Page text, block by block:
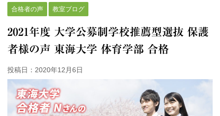
合格者の声 教室ブログ
2021年度 大学公募制学校推薦型選抜 保護
者様の声 東海大学 体育学部 合格
投稿日：2020年12月6日